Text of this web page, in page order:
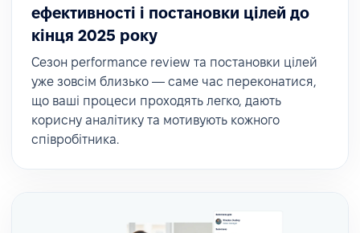
ефективності і постановки цілей до
кінця 2025 року
Сезон performance review та постановки цілей
уже зовсім близько — саме час переконатися,
що ваші процеси проходять легко, дають
корисну аналітику та мотивують кожного
співробітника.